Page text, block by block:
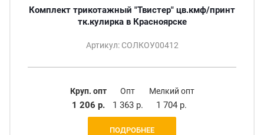
Комплект трикотажный "Твистер" цв.кмф/принт
тк.кулирка в Красноярске
Артикул: СОЛКОУ00412
Круп. опт
1 206 р.
Опт
1 363 р.
Мелкий опт
1 704 р.
ПОДРОБНЕЕ